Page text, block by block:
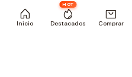
Inicio
HOT
Destacados Comprar